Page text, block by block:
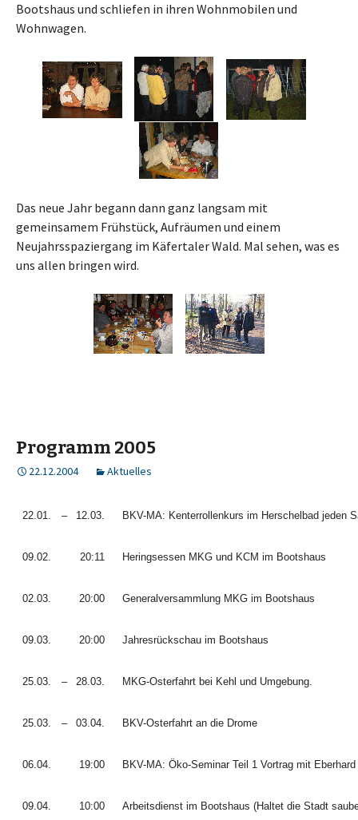
Bootshaus und schliefen in ihren Wohnmobilen und
Wohnwagen.
Das neue Jahr begann dann ganz langsam mit
gemeinsamem Frühstück, Aufräumen und einem
Neujahrsspaziergang im Käfertaler Wald. Mal sehen, was es
uns allen bringen wird.
Programm 2005
22.12.2004 Aktuelles
22.01. – 12.03. BKV-MA: Kenterrollenkurs im Herschelbad jeden
09.02. 20:11 Heringsessen MKG und KCM im Bootshaus
02.03. 20:00 Generalversammlung MKG im Bootshaus
09.03. 20:00 Jahresrückschau im Bootshaus
25.03. – 28.03. MKG-Osterfahrt bei Kehl und Umgebung.
25.03. – 03.04. BKV-Osterfahrt an die Drome
06.04. 19:00 BKV-MA: Öko-Seminar Teil 1 Vortrag mit
09.04. 10:00 Arbeitsdienst im Bootshaus (Haltet die Stadt